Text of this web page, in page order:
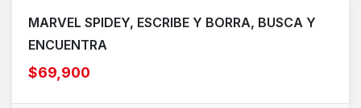
MARVEL SPIDEY, ESCRIBE Y BORRA, BUSCA Y
ENCUENTRA
$69,900